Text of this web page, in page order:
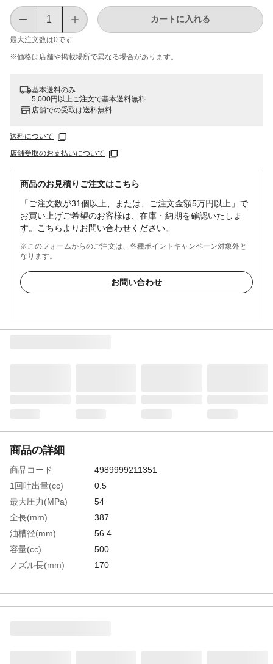
最大注文数は0です
カートに入れる
※価格は​店舗や​掲載場所で​異なる​場合が​あります。
基本送料のみ
5,000円以上ご注文で基本送料無料
店舗での受取は送料無料
送料について
店舗受取のお支払いについて
商品のお見積りご注文はこちら
「ご注文数が31個以上、または、ご注文金額5万円以上」で
お買い上げご希望のお客様は、在庫・納期を確認いたしま
す。こちらよりお問い合わせください。
※このフォームからのご注文は、各種ポイントキャンペーン対象外と
なります。
お問い合わせ
商品の詳細
商品コード
4989999211351
1回吐出量(cc)
0.5
最大圧力(MPa)
54
全長(mm)
387
油槽径(mm)
56.4
容量(cc)
500
ノズル長(mm)
170
生産国
中国